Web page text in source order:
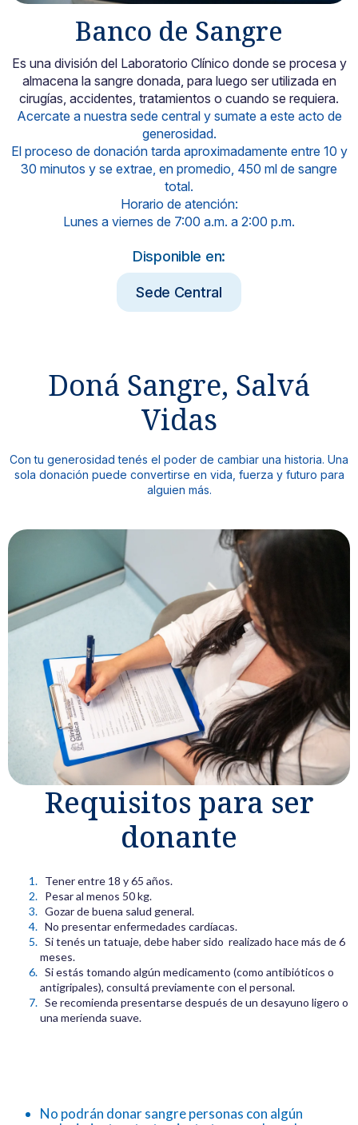
Noticias y blog
Banco de Sangre
Es una división del Laboratorio Clínico donde se procesa y
almacena la sangre donada, para luego ser utilizada en
cirugías, accidentes, tratamientos o cuando se requiera.
Acercate a nuestra sede central y sumate a este acto de
generosidad.
El proceso de donación tarda aproximadamente entre 10 y
30 minutos y se extrae, en promedio, 450 ml de sangre
total.
Horario de atención:
Lunes a viernes de 7:00 a.m. a 2:00 p.m.
Disponible en:
Sede Central
Doná Sangre, Salvá
Vidas
Con tu generosidad tenés el poder de cambiar una historia. Una
sola donación puede convertirse en vida, fuerza y futuro para
alguien más.
Requisitos para ser
donante
Tener entre 18 y 65 años.
Pesar al menos 50 kg.
Gozar de buena salud general.
No presentar enfermedades cardíacas.
Si tenés un tatuaje, debe haber sido realizado hace más de 6
meses.
Si estás tomando algún medicamento (como antibióticos o
antigripales), consultá previamente con el personal.
Se recomienda presentarse después de un desayuno ligero o
una merienda suave.
No podrán donar sangre personas con algún